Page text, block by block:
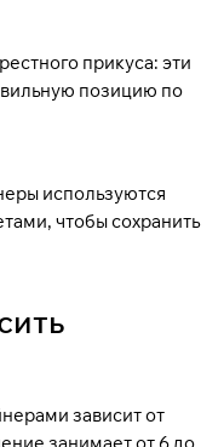
прикуса: эти
позицию по
используются
чтобы сохранить
зависит от